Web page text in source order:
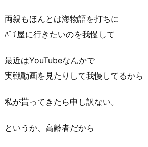
両親もほんとは海物語を打ちに
ﾊﾟﾁ屋に行きたいのを我慢して
最近はYouTubeなんかで
実戦動画を見たりして我慢してるから
私が貰ってきたら申し訳ない。
というか、高齢者だから